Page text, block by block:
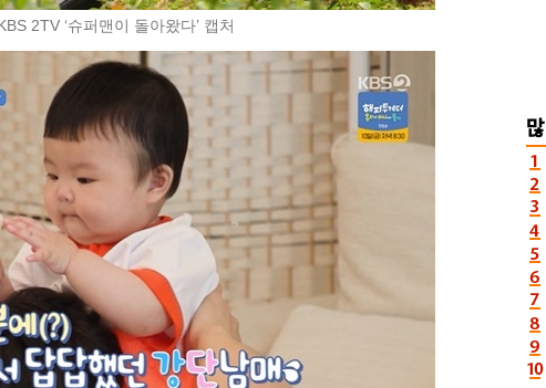
2TV ‘슈퍼맨이 돌아왔다’ 캡처